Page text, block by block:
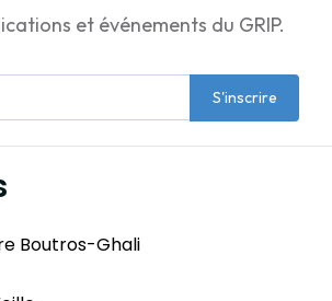
et événements du GRIP.
S'inscrire
Boutros-Ghali